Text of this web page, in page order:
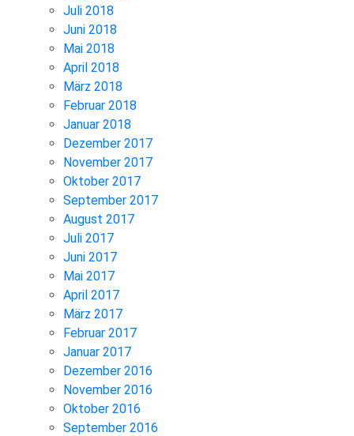
Juli 2018
Juni 2018
Mai 2018
April 2018
März 2018
Februar 2018
Januar 2018
Dezember 2017
November 2017
Oktober 2017
September 2017
August 2017
Juli 2017
Juni 2017
Mai 2017
April 2017
März 2017
Februar 2017
Januar 2017
Dezember 2016
November 2016
Oktober 2016
September 2016